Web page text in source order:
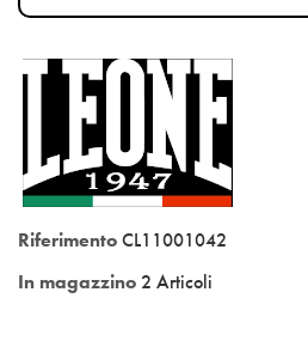
RiferimentoCL11001042
In magazzino2 Articoli